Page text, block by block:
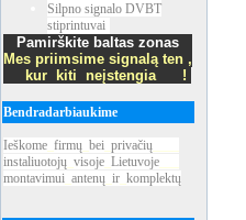
Silpno signalo DVBT
stiprintuvai
Pamirškite baltas zonas
Mes priimsime signalą ten ,
kur kiti neįstengia !
Bendradarbiaukime
Ieškome firmų bei privačių
instaliuotojų visoje Lietuvoje
montavimui antenų ir komplektų